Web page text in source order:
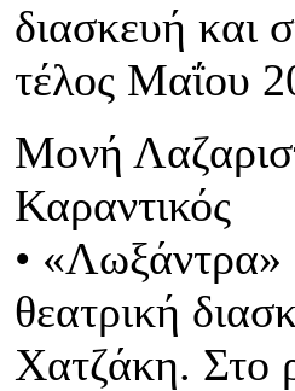
διασκευή και
τέλος Μαΐου
Μονή
Καραντικός
• «Λωξάντρα»
θεατρική
Χατζάκη. Στο